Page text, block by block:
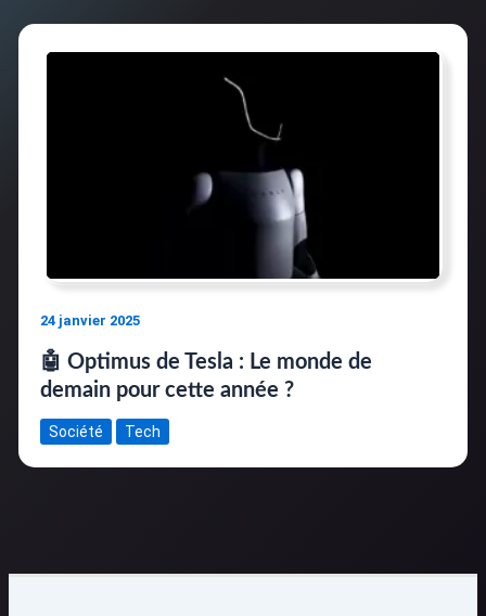
24 janvier 2025
🤖 Optimus de Tesla : Le monde de
demain pour cette année ?
Société Tech